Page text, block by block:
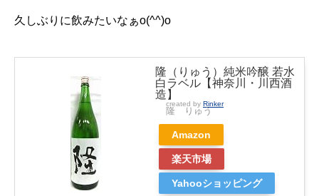
久しぶりに飲みたいなぁo(^^)o
隆（りゅう）純米吟醸 若水
白ラベル【神奈川・川西酒
造】
created by Rinker
隆 りゅう
Amazon
楽天市場
Yahooショッピング